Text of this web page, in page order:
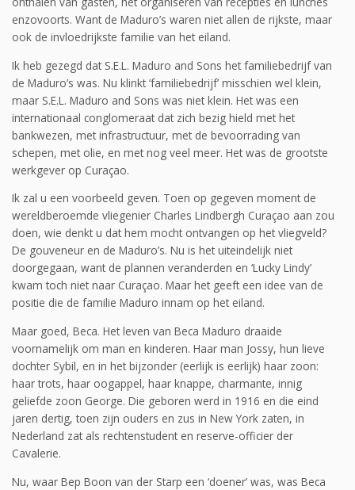
enzovoorts. Want de Maduro’s waren niet allen de rijkste, maar
ook de invloedrijkste familie van het eiland.
Ik heb gezegd dat S.E.L. Maduro and Sons het familiebedrijf van
de Maduro’s was. Nu klinkt ‘familiebedrijf’ misschien wel klein,
maar S.E.L. Maduro and Sons was niet klein. Het was een
internationaal conglomeraat dat zich bezig hield met het
bankwezen, met infrastructuur, met de bevoorrading van
schepen, met olie, en met nog veel meer. Het was de grootste
werkgever op Curaçao.
Ik zal u een voorbeeld geven. Toen op gegeven moment de
wereldberoemde vliegenier Charles Lindbergh Curaçao aan zou
doen, wie denkt u dat hem mocht ontvangen op het vliegveld?
De gouveneur en de Maduro’s. Nu is het uiteindelijk niet
doorgegaan, want de plannen veranderden en ‘Lucky Lindy’
kwam toch niet naar Curaçao. Maar het geeft een idee van de
positie die de familie Maduro innam op het eiland.
Maar goed, Beca. Het leven van Beca Maduro draaide
voornamelijk om man en kinderen. Haar man Jossy, hun lieve
dochter Sybil, en in het bijzonder (eerlijk is eerlijk) haar zoon:
haar trots, haar oogappel, haar knappe, charmante, innig
geliefde zoon George. Die geboren werd in 1916 en die eind
jaren dertig, toen zijn ouders en zus in New York zaten, in
Nederland zat als rechtenstudent en reserve-officier der
Cavalerie.
Nu, waar Bep Boon van der Starp een ‘doener’ was, was Beca